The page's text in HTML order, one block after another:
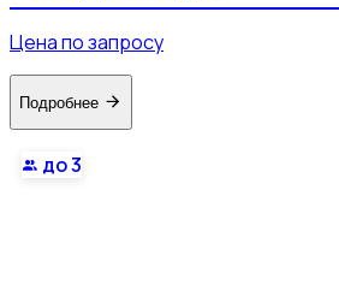
Цена по запросу
Подробнее
до 3